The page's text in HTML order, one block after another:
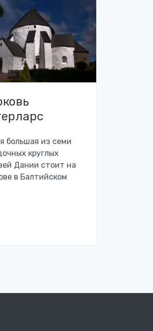
большая из семи
круглых
Дании стоит на
в Балтийском